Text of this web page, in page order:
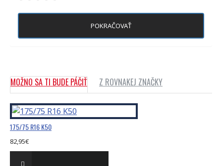
POKRAČOVAŤ
MOŽNO SA TI BUDE PÁČIŤ Z ROVNAKEJ ZNAČKY
175/75 R16 K50
82,95€